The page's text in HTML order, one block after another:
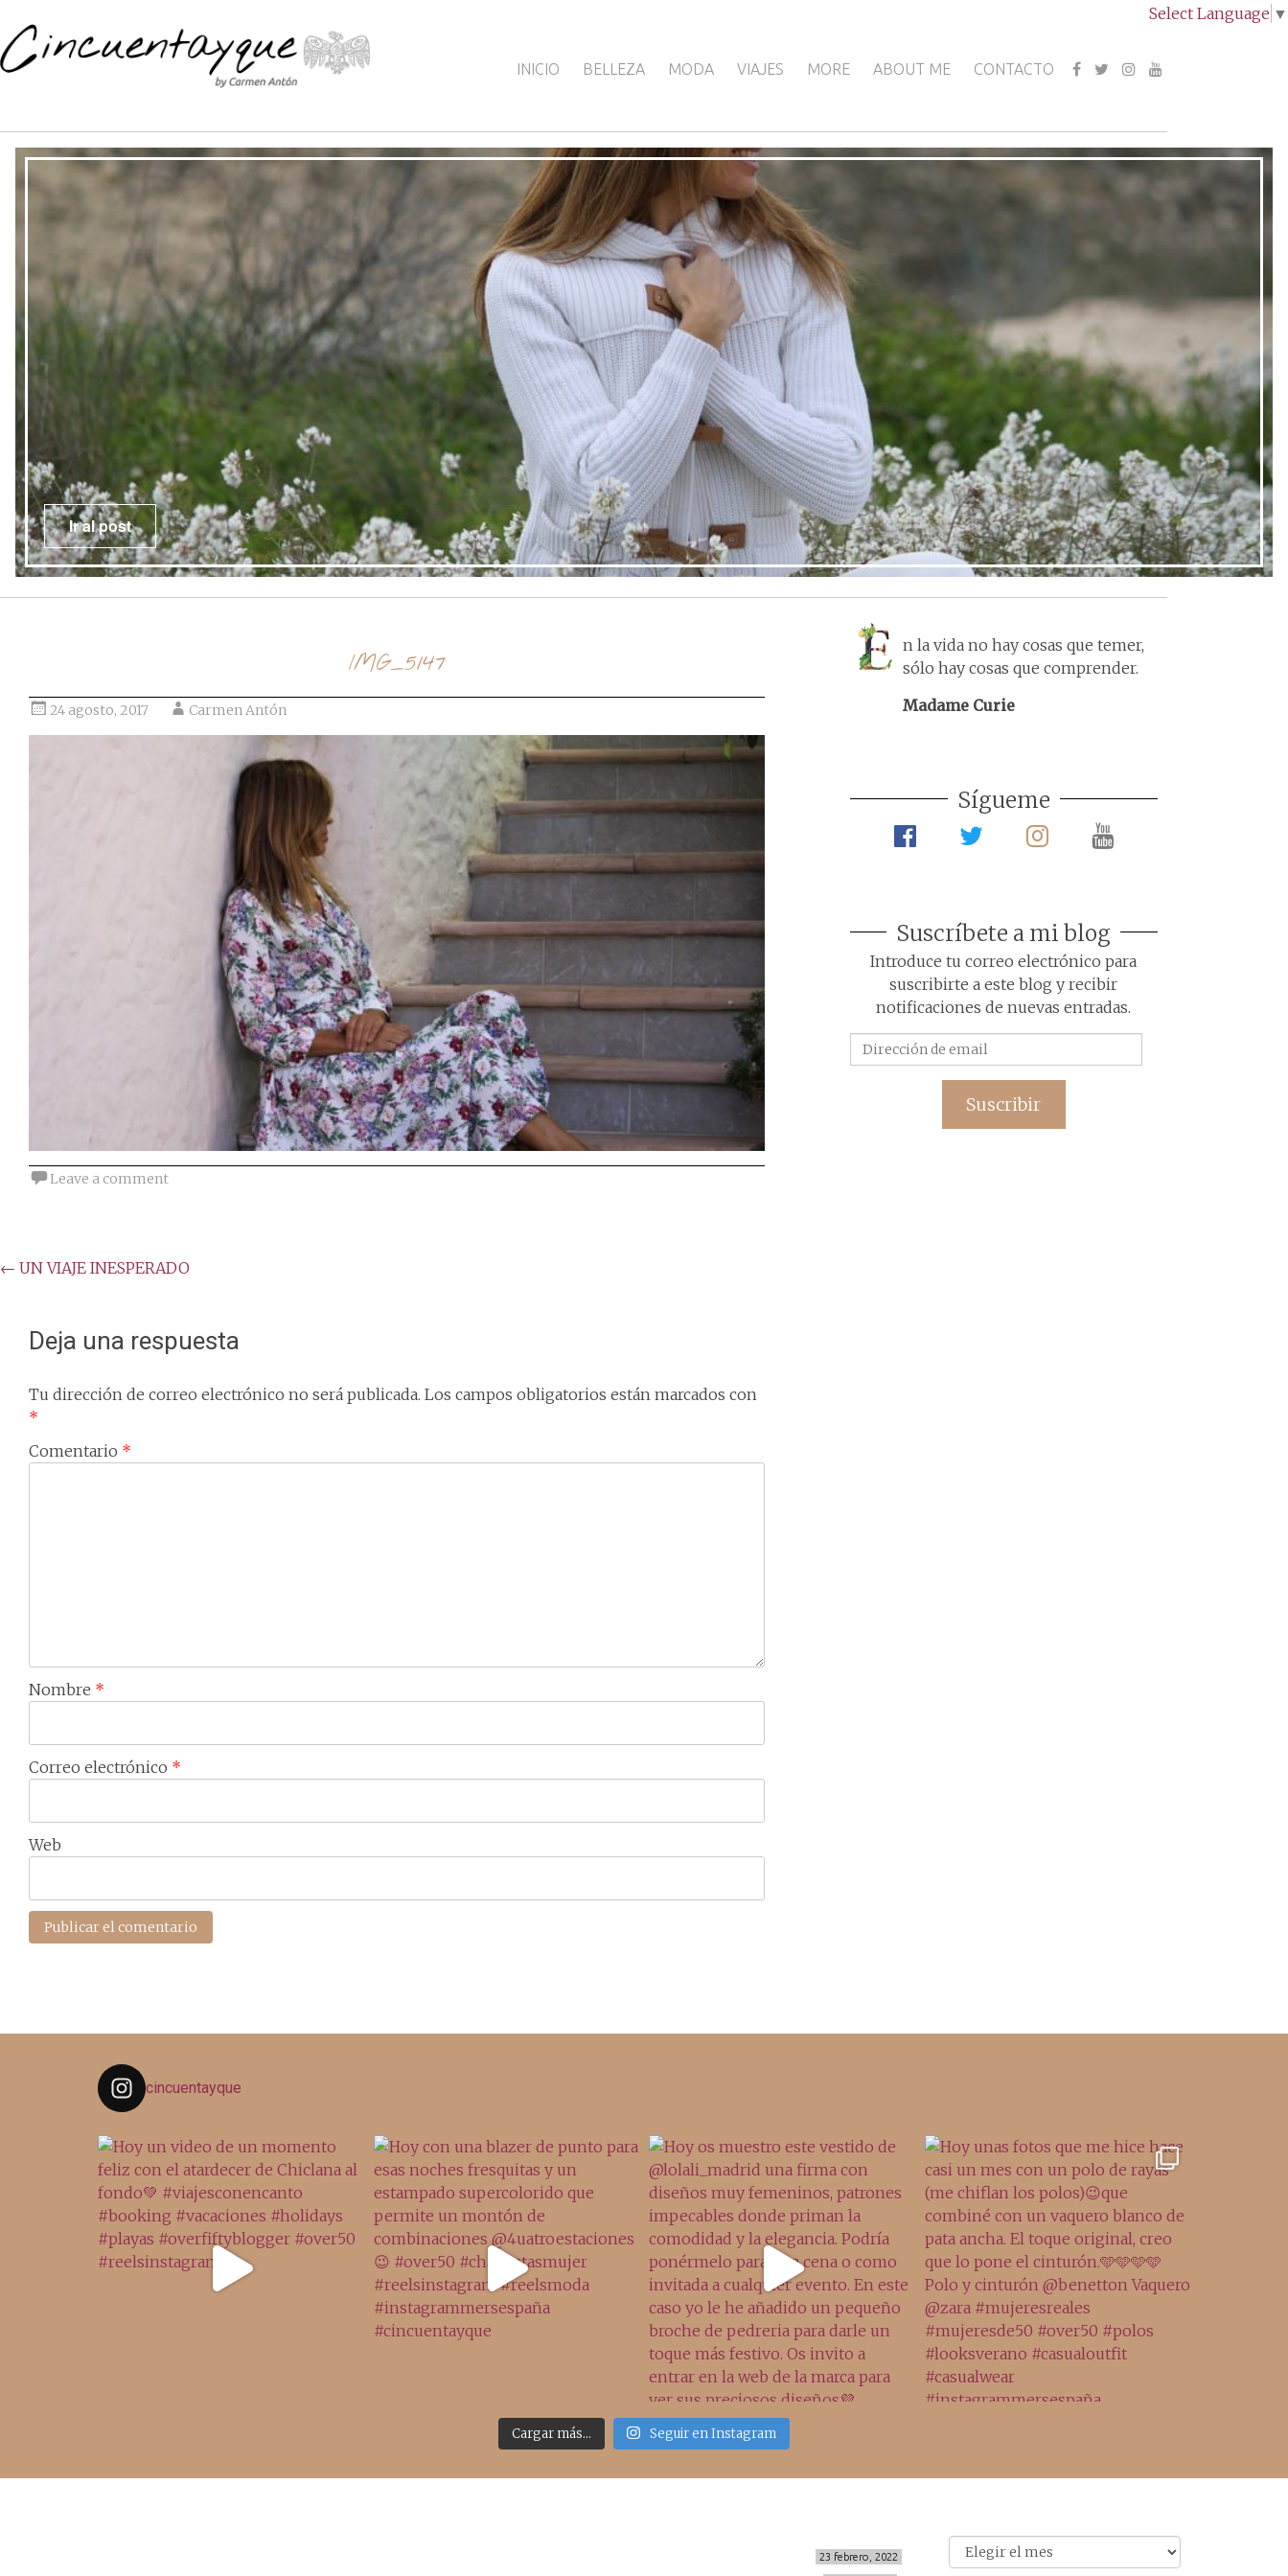
Select Language ▼
INICIO BELLEZA MODA VIAJES MORE ABOUT ME CONTACTO
Ir al post
IMG_5147
24 agosto, 2017 Carmen Antón
Leave a comment
Post
← UN VIAJE INESPERADO
Deja una respuesta
Tu dirección de correo electrónico no será publicada. Los campos obligatorios están marcados con
*
Comentario *
Nombre *
Correo electrónico *
Web
n la vida no hay cosas que temer,
sólo hay cosas que comprender.
Madame Curie
Sígueme
Suscríbete a mi blog
Introduce tu correo electrónico para
suscribirte a este blog y recibir
notificaciones de nuevas entradas.
de
Suscribir
cincuentayque
Cargar más... Seguir en Instagram
23 febrero, 2022